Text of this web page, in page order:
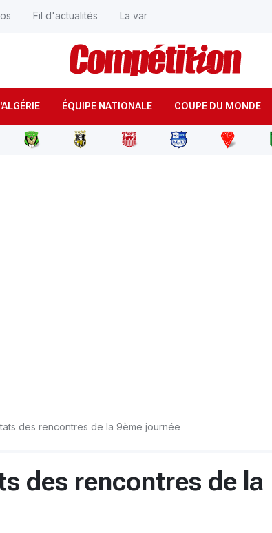
ÉQUIPE NATIONALE COUPE DU MONDE
Fil d'actualités La var
des rencontres de la 9ème journée
des rencontres de la